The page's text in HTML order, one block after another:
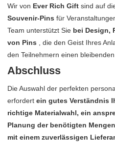
Wir von Ever Rich Gift sind auf
Souvenir-Pins für
Team unterstützt Sie bei Design,
von Pins , die den Geist Ihres
den Teilnehmern einen
Abschluss
Die Auswahl der perfekten
erfordert ein gutes Verständnis
richtige Materialwahl, ein
Planung der benötigten
mit einem zuverlässigen